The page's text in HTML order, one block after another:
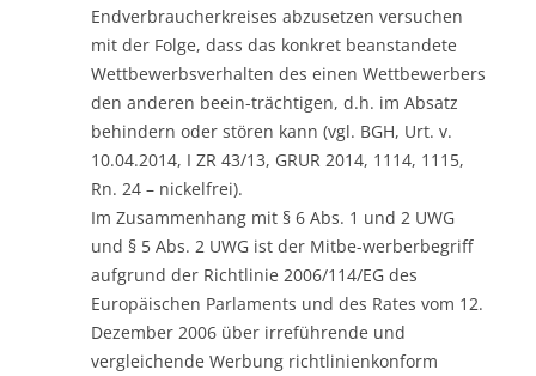
Endverbraucherkreises abzusetzen versuchen
mit der Folge, dass das konkret beanstandete
Wettbewerbsverhalten des einen Wettbewerbers
den anderen beein-trächtigen, d.h. im Absatz
behindern oder stören kann (vgl. BGH, Urt. v.
10.04.2014, I ZR 43/13, GRUR 2014, 1114, 1115,
Rn. 24 – nickelfrei).
Im Zusammenhang mit § 6 Abs. 1 und 2 UWG
und § 5 Abs. 2 UWG ist der Mitbe-werberbegriff
aufgrund der Richtlinie 2006/114/EG des
Europäischen Parlaments und des Rates vom 12.
Dezember 2006 über irreführende und
vergleichende Werbung richtlinienkonform